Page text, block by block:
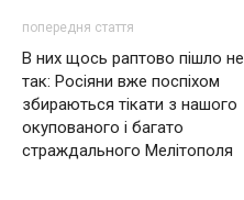
попередня стаття
В них щось раптово пішло не
так: Росіяни вже поспіхом
збираються тікати з нашого
окупованого і багато
страждального Мелітополя